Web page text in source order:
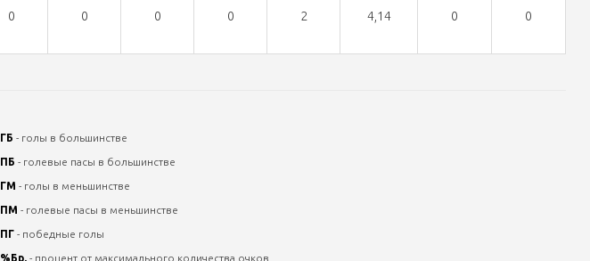
0 0 0 0 2 4,14 0 0
ГБ - голы в большинстве
ПБ - голевые пасы в большинстве
ГМ - голы в меньшинстве
ПМ - голевые пасы в меньшинстве
ПГ - победные голы
%Бр. - процент от максимального количества очков